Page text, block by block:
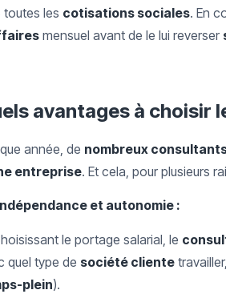
toutes les cotisations sociales. En
mensuel avant de le lui reverser
avantages à choisir
année, de nombreux
entreprise. Et cela, pour plusieurs
et autonomie :
le portage salarial, le
quel type de société cliente
plein).